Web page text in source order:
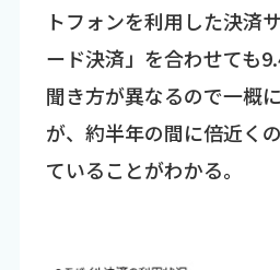
トフォンを利用した決済
ード決済」を合わせても
聞き方が異なるので一概
が、約半年の間に倍近く
ていることがわかる。